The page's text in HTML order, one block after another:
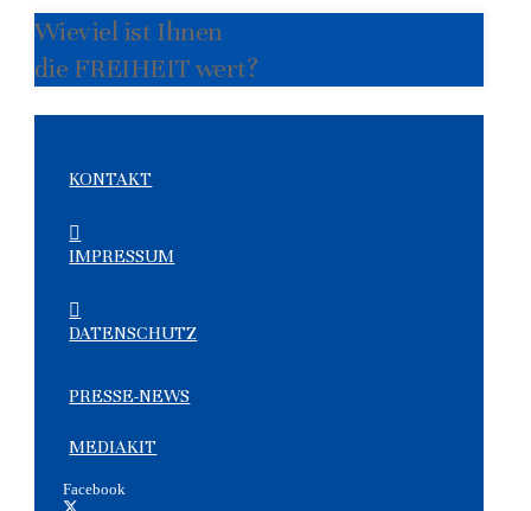
Wieviel ist Ihnen
die FREIHEIT wert?
KONTAKT
IMPRESSUM
DATENSCHUTZ
PRESSE-NEWS
MEDIAKIT
Facebook